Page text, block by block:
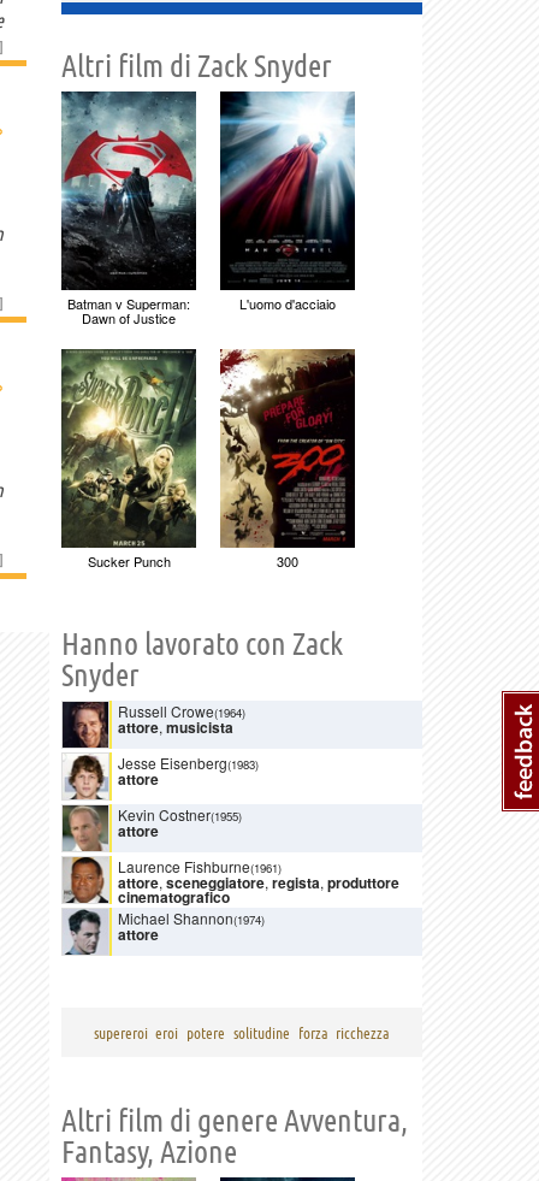
]
]
]
Altri film di Zack Snyder
Batman v Superman:
Dawn of Justice
L'uomo d'acciaio
Sucker Punch 300
Hanno lavorato con Zack
Snyder
Russell Crowe(1964)
attore, musicista
Jesse Eisenberg(1983)
attore
Kevin Costner(1955)
attore
Laurence Fishburne(1961)
attore, sceneggiatore, regista, produttore
cinematografico
Michael Shannon(1974)
attore
supereroi eroi potere solitudine forza ricchezza
Altri film di genere Avventura,
Fantasy, Azione